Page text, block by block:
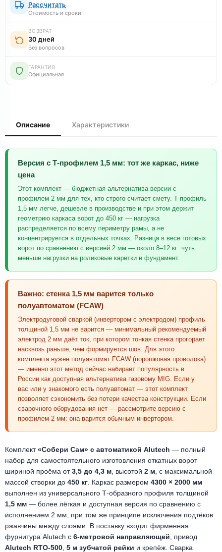
Рассчитать
Стоимость и сроки
ВОЗВРАТ
30 дней
Без вопросов
ГАРАНТИЯ
Официальная
Описание Характеристики
Версия с Т-профилем 1,5 мм: тот же каркас, ниже
цена
Этот комплект — бюджетная альтернатива версии с
профилем 2 мм для тех, кто строго считает смету. Т-профиль
1,5 мм легче, дешевле в производстве и при этом держит
геометрию каркаса ворот до 450 кг — нагрузка
распределяется по всему периметру рамы, а не
концентрируется в отдельных точках. Разница в весе готовых
ворот по сравнению с версией 2 мм — около 8–12 кг: чуть
меньше нагрузки на роликовые каретки и фундамент.
Важно: стенка 1,5 мм варится только
полуавтоматом (FCAW)
Электродуговой сваркой (инвертором с электродом) профиль
толщиной 1,5 мм не варится — минимальный рекомендуемый
электрод 2 мм даёт ток, при котором тонкая стенка прогорает
насквозь раньше, чем формируется шов. Для этого
комплекта нужен полуавтомат FCAW (порошковая проволока)
— именно этот метод сейчас набирает популярность в
России как доступная альтернатива газовому MIG. Если у
вас или у знакомого есть полуавтомат — этот комплект
позволяет сэкономить без потери качества конструкции. Если
сварочного оборудования нет — рассмотрите версию с
профилем 2 мм: она варится обычным инвертором.
Комплект«Собери Сам» с автоматикой Alutech — полный
набор для самостоятельного изготовления откатных ворот
шириной проёма от3,5 до 4,3 м , высотой 2 м , с максимальной
массой створки до 450 кг . Каркас размером 4300 × 2000 мм
выполнен из универсального Т-образного профиля толщиной
1,5 мм — более лёгкая и доступная версия по сравнению с
исполнением 2 мм, при том же принципе исключения подтёков
ржавчины между слоями. В поставку входит фирменная
фурнитура Alutech с 6-метровой направляющей , привод
Alutech RTO-500 5 м зубчатой рейки и крепёж. Сварка